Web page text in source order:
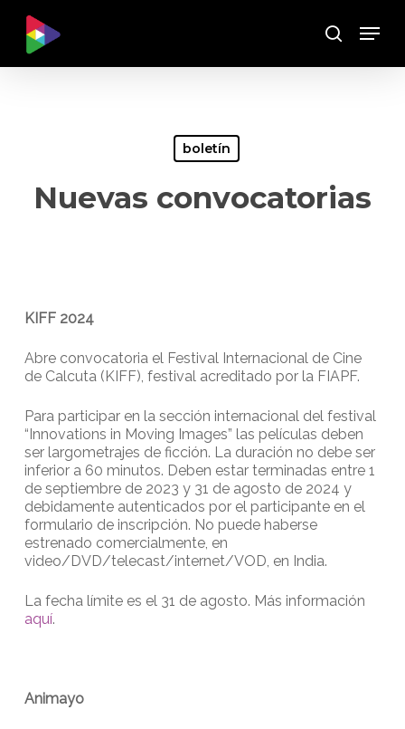
main
Buscar
Menu
boletín
Nuevas convocatorias
KIFF 2024
Abre convocatoria el Festival Internacional de Cine
de Calcuta (KIFF), festival acreditado por la FIAPF.
Para participar en la sección internacional del festival
“Innovations in Moving Images” las películas deben
ser largometrajes de ficción. La duración no debe ser
inferior a 60 minutos. Deben estar terminadas entre 1
de septiembre de 2023 y 31 de agosto de 2024 y
debidamente autenticados por el participante en el
formulario de inscripción. No puede haberse
estrenado comercialmente, en
video/DVD/telecast/internet/VOD, en India.
La fecha límite es el 31 de agosto. Más información
aquí.
Animayo